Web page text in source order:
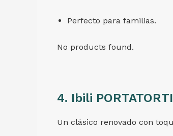
Perfecto para familias.
No products found.
4. Ibili
Un clásico renovado con